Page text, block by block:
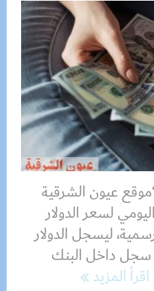
عيون الشرقية
لسعر الدولار
ليسجل الدولار
اليوم الثلاثاء 20-1-2026 سجل داخل البنك
اقرأ المزيد